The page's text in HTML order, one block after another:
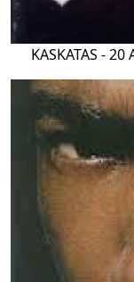
KASKATAS -